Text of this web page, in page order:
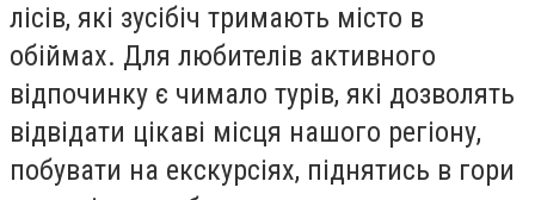
лісів, які зусібіч тримають місто в
обіймах. Для любителів активного
відпочинку є чимало турів, які дозволять
відвідати цікаві місця нашого регіону,
побувати на екскурсіях, піднятись в гори